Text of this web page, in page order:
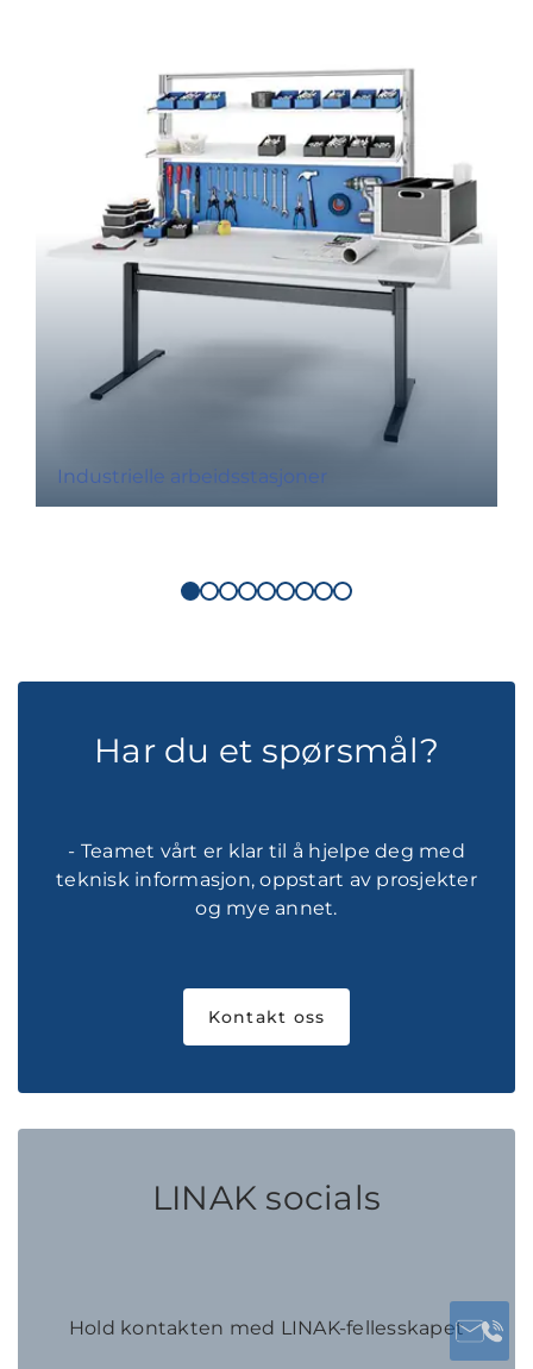
Industrielle arbeidsstasjoner
Har du et spørsmål?
- Teamet vårt er klar til å hjelpe deg med
teknisk informasjon, oppstart av prosjekter
og mye annet.
Kontakt oss
LINAK socials
Hold kontakten med LINAK-fellesskapet